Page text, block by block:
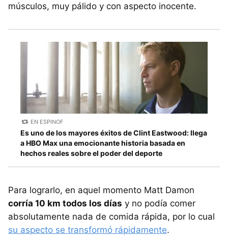
músculos, muy pálido y con aspecto inocente.
EN ESPINOF
Es uno de los mayores éxitos de Clint Eastwood: llega
a HBO Max una emocionante historia basada en
hechos reales sobre el poder del deporte
Para lograrlo, en aquel momento Matt Damon
corría 10 km todos los días y no podía comer
absolutamente nada de comida rápida, por lo cual
su aspecto se transformó rápidamente.